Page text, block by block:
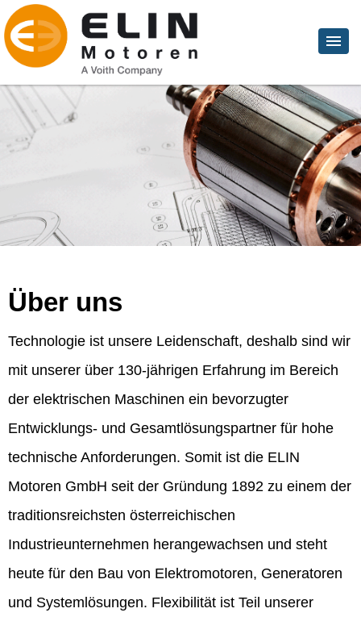
Über uns
Technologie ist unsere Leidenschaft, deshalb sind wir
mit unserer über 130-jährigen Erfahrung im Bereich
der elektrischen Maschinen ein bevorzugter
Entwicklungs- und Gesamtlösungspartner für hohe
technische Anforderungen. Somit ist die ELIN
Motoren GmbH seit der Gründung 1892 zu einem der
traditionsreichsten österreichischen
Industrieunternehmen herangewachsen und steht
heute für den Bau von Elektromotoren, Generatoren
und Systemlösungen. Flexibilität ist Teil unserer